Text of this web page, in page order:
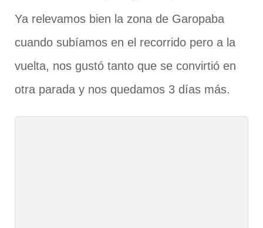
Ya relevamos bien la zona de Garopaba
cuando subíamos en el recorrido pero a la
vuelta, nos gustó tanto que se convirtió en
otra parada y nos quedamos 3 días más.